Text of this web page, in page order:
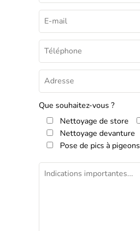
Que souhaitez-vous ?
Nettoyage de store
Nettoyage devanture
Pose de pics à pigeons